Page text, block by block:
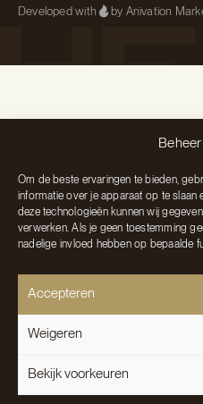
Om de beste ervaringen te bieden,
informatie over je apparaat op te slaan
deze technologieën kunnen wij
verwerken. Als je geen toestemming
nadelige invloed hebben op bepaalde
Accepteren
Weigeren
Bekijk voorkeuren
Developed with
by Anivation